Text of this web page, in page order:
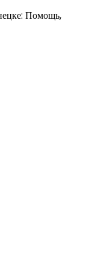
Помощь,